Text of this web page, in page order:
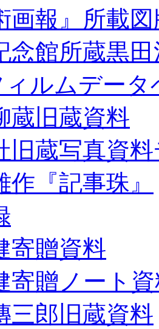
画報』所載
念館所蔵黒
ルムデータ
蔵旧蔵資料
旧蔵写真資
作『記事珠』
寄贈資料
寄贈ノート
三郎旧蔵資料